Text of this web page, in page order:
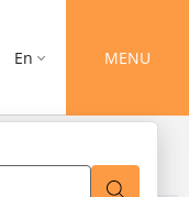
En MENU